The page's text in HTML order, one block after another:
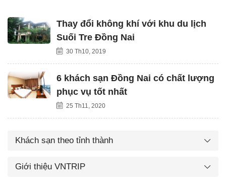
Thay đổi không khí với khu du lịch
Suối Tre Đồng Nai
30 Th10, 2019
6 khách sạn Đồng Nai có chất lượng
phục vụ tốt nhất
25 Th11, 2020
Khách sạn theo tỉnh thành
Giới thiệu VNTRIP